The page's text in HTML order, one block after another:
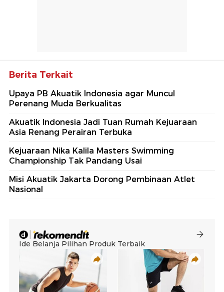
Berita Terkait
Upaya PB Akuatik Indonesia agar Muncul
Perenang Muda Berkualitas
Akuatik Indonesia Jadi Tuan Rumah Kejuaraan
Asia Renang Perairan Terbuka
Kejuaraan Nika Kalila Masters Swimming
Championship Tak Pandang Usai
Misi Akuatik Jakarta Dorong Pembinaan Atlet
Nasional